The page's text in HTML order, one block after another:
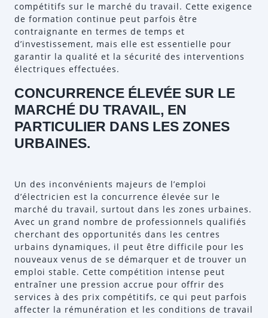
compétitifs sur le marché du travail. Cette exigence
de formation continue peut parfois être
contraignante en termes de temps et
d’investissement, mais elle est essentielle pour
garantir la qualité et la sécurité des interventions
électriques effectuées.
CONCURRENCE ÉLEVÉE SUR LE
MARCHÉ DU TRAVAIL, EN
PARTICULIER DANS LES ZONES
URBAINES.
Un des inconvénients majeurs de l’emploi
d’électricien est la concurrence élevée sur le
marché du travail, surtout dans les zones urbaines.
Avec un grand nombre de professionnels qualifiés
cherchant des opportunités dans les centres
urbains dynamiques, il peut être difficile pour les
nouveaux venus de se démarquer et de trouver un
emploi stable. Cette compétition intense peut
entraîner une pression accrue pour offrir des
services à des prix compétitifs, ce qui peut parfois
affecter la rémunération et les conditions de travail